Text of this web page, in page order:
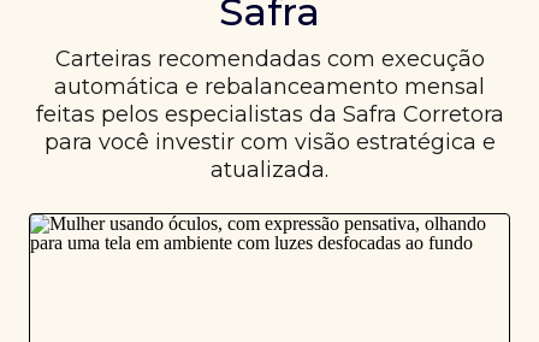
Safra
Carteiras recomendadas com execução
automática e rebalanceamento mensal
feitas pelos especialistas da Safra Corretora
para você investir com visão estratégica e
atualizada.